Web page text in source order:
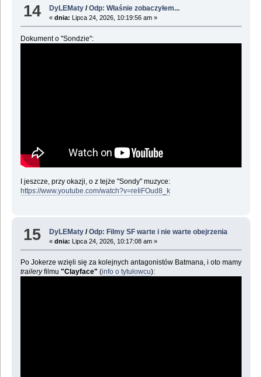
14 DyLEMaty /Odp: Właśnie zobaczyłem...
«dnia: Lipca 24, 2026, 10:19:56 am »
Dokument o "Sondzie":
I jeszcze, przy okazji, o z tejże "Sondy" muzyce:
https://www.youtube.com/watch?v=reIiFOud8_k
15 DyLEMaty /Odp: Filmy SF warte i nie warte obejrzenia
«dnia: Lipca 24, 2026, 10:17:08 am »
Po Jokerze wzięli się za kolejnych antagonistów Batmana, i oto mamy
traileryfilmu "Clayface" (info o tytułowcu):